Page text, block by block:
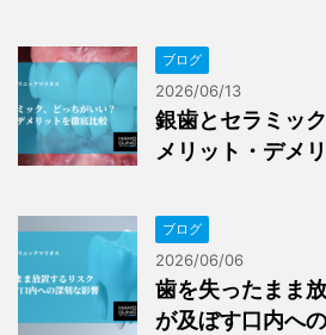
ブログ
2026/06/13
銀歯とセラミッ
メリット・デメ
ブログ
2026/06/06
歯を失ったまま
が及ぼす口内へ